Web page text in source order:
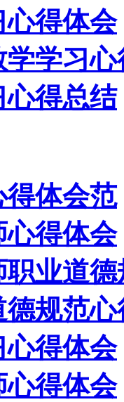
得体会
学习心
得总结
得体会范
得体会
职业道
规范
得体会
得体会